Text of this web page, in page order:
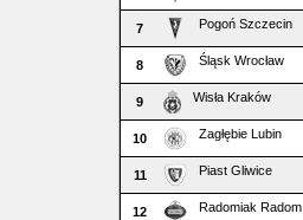
7 Pogoń Szczecin
8 Śląsk Wrocław
9 Wisła Kraków
10 Zagłębie Lubin
11 Piast Gliwice
12 Radomiak Radom